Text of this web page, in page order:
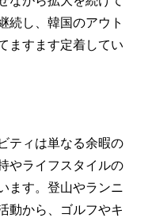
続し、韓国のアウト
ますます定着してい
ティは単なる余暇の
やライフスタイルの
ます。登山やランニ
動から、ゴルフやキ